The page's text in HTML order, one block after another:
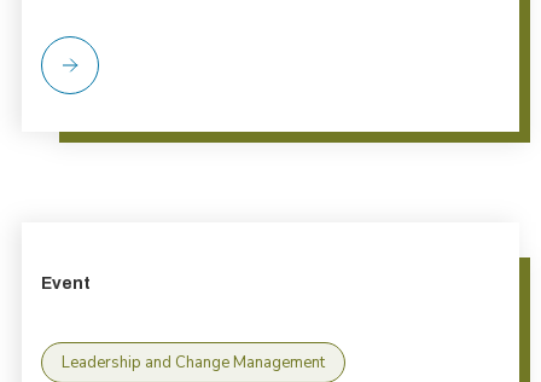
Event
Leadership and Change Management